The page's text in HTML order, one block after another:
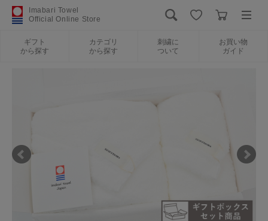
Imabari Towel
Official Online Store
ギフト
から探す
カテゴリ
から探す
刺繍に
ついて
お買い物
ガイド
刺繍について
お買い物ガイド